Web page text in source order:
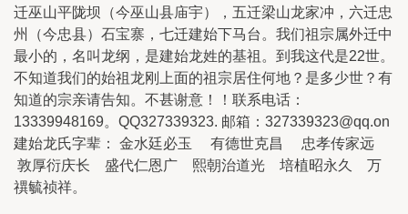
迁巫山平陇坝（今巫山县庙宇），五迁梁山龙家冲，六迁忠
州（今忠县）石宝寨，七迁建始下马台。我们祖宗属外迁中
最小的，名叫龙纲，是建始龙姓的基祖。到我这代是22世。
不知道我们的始祖龙刚上面的祖宗居住何地？是多少世？有
知道的宗亲请告知。不甚谢意！！联系电话：
13339948169。QQ327339323. 邮箱：327339323@qq.on
建始龙氏字辈： 金水廷必玉 有德世克昌 忠孝传家远
敦厚衍庆长 盛代仁恩广 熙朝治道光 培植昭永久 万
禩毓祯祥。